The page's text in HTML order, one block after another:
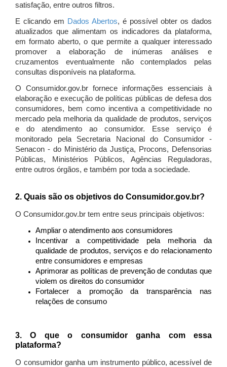
satisfação, entre outros filtros.
E clicando em Dados Abertos, é possível obter os dados
atualizados que alimentam os indicadores da plataforma,
em formato aberto, o que permite a qualquer interessado
promover a elaboração de inúmeras análises e
cruzamentos eventualmente não contemplados pelas
consultas disponíveis na plataforma.
O Consumidor.gov.br fornece informações essenciais à
elaboração e execução de políticas públicas de defesa dos
consumidores, bem como incentiva a competitividade no
mercado pela melhoria da qualidade de produtos, serviços
e do atendimento ao consumidor. Esse serviço é
monitorado pela Secretaria Nacional do Consumidor -
Senacon - do Ministério da Justiça, Procons, Defensorias
Públicas, Ministérios Públicos, Agências Reguladoras,
entre outros órgãos, e também por toda a sociedade.
2. Quais são os objetivos do Consumidor.gov.br?
O Consumidor.gov.br tem entre seus principais objetivos:
Ampliar o atendimento aos consumidores
Incentivar a competitividade pela melhoria da
qualidade de produtos, serviços e do relacionamento
entre consumidores e empresas
Aprimorar as políticas de prevenção de condutas que
violem os direitos do consumidor
Fortalecer a promoção da transparência nas
relações de consumo
3. O que o consumidor ganha com essa
plataforma?
O consumidor ganha um instrumento público, acessível de